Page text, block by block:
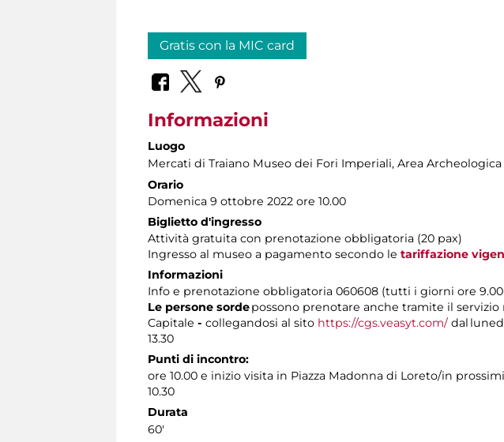
Gratis con la MIC card
Informazioni
Luogo
Mercati di Traiano Museo dei Fori Imperiali, Area
Orario
Domenica 9 ottobre 2022 ore 10.00
Biglietto d'ingresso
Attività gratuita con prenotazione obbligatoria (20 pax)
Ingresso al museo a pagamento secondo le tariffazione
Informazioni
Info e prenotazione obbligatoria 060608 (tutti i giorni ore
Le persone sordepossono prenotare anche tramite il
Capitale - collegandosi al sito https://cgs.veasyt.com/dal
13.30
Punti di incontro:
ore 10.00 e inizio visita in Piazza Madonna di Loreto/in
10.30
Durata
60'